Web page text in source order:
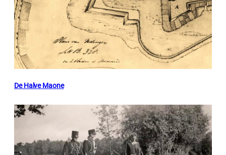
De Halve Maone